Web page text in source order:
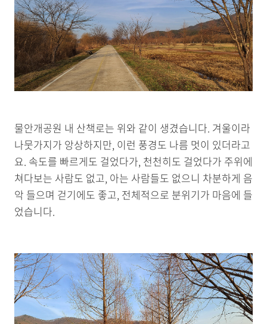
물안개공원 내 산책로는 위와 같이 생겼습니다. 겨울이라
나뭇가지가 앙상하지만, 이런 풍경도 나름 멋이 있더라고
요. 속도를 빠르게도 걸었다가, 천천히도 걸었다가 주위에
쳐다보는 사람도 없고, 아는 사람들도 없으니 차분하게 음
악 들으며 걷기에도 좋고, 전체적으로 분위기가 마음에 들
었습니다.